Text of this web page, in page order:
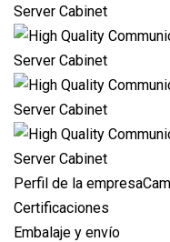
Perfil de la
Certificaciones
Embalaje y envío